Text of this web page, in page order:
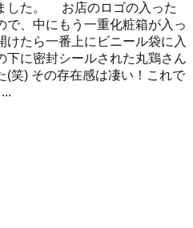
した。 お店のロゴの入った
で、中にもう一重化粧箱が入っ
たら一番上にビニール袋に入
下に密封シールされた丸鶏さん
(笑) その存在感は凄い！これで